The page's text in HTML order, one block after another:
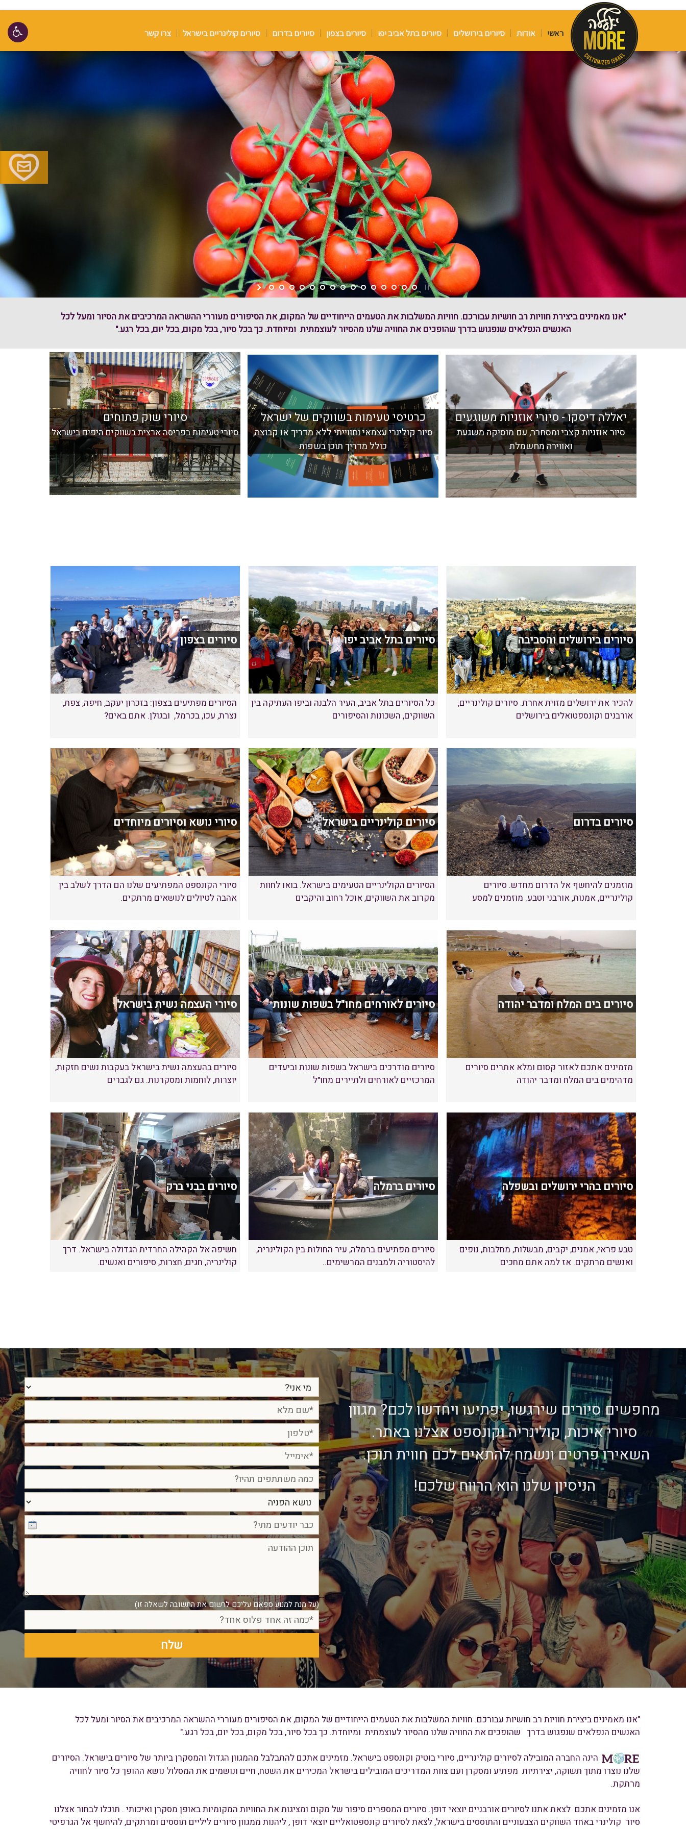
ראשי אודות סיורים בירושלים סיורים בתל אביב יפו סיורים בצפון סיורים בדרום סיורים קולינריים בישראל צרו קשר
"אנו מאמינים ביצירת חוויות רב חושיות עבורכם. חוויות המשלבות את הטעמים הייחודיים של המקום, את הסיפורים מעוררי ההשראה המרכיבים את הסיור ומעל לכל
האנשים הנפלאים שנפגוש בדרך שהופכים את החוויה שלנו מהסיור לעוצמתית ומיוחדת. כך בכל סיור, בכל מקום, בכל יום, בכל רגע."
יאללה דיסקו - סיורי אוזניות משוגעים
סיור אוזניות קצבי ומסחרר, עם מוסיקה משגעת
ואווירה מחשמלת
כרטיסי טעימות בשווקים של ישראל
סיור קולינרי עצמאי וחווייתי ללא מדריך או קבוצה,
כולל מדריך תוכן בשפות
סיורי שוק פתוחים
סיורי טעימות בפריסה ארצית בשווקים היפים בישראל
סיורים בירושלים והסביבה
להכיר את ירושלים מזוית אחרת. סיורים קולינריים,
אורבנים וקונספטואלים בירושלים
סיורים בתל אביב יפו
כל הסיורים בתל אביב, העיר הלבנה וביפו העתיקה בין
השווקים, השכונות והסיפורים
סיורים בצפון
הסיורים מפתיעים בצפון: בזכרון יעקב, חיפה, צפת,
נצרת, עכו, בכרמל, ובגולן. אתם באים?
סיורים בדרום
מוזמנים להיחשף אל הדרום מחדש. סיורים
קולינריים, אמנות, אורבני וטבע. מוזמנים למסע
סיורים קולינריים בישראל
הסיורים הקולינריים הטעימים בישראל. בואו לחוות
מקרוב את השווקים, אוכל רחוב והיקבים
סיורי נושא וסיורים מיוחדים
סיורי הקונספט המפתיעים שלנו הם הדרך לשלב בין
אהבה לטיולים לנושאים מרתקים.
סיורים בים המלח ומדבר יהודה
מזמינים אתכם לאזור קסום ומלא אתרים סיורים
מדהימים בים המלח ומדבר יהודה
סיורים לאורחים מחו"ל בשפות שונות
סיורים מודרכים בישראל בשפות שונות וביעדים
המרכזיים לאורחים ולתיירים מחו"ל
סיורי העצמה נשית בישראל
סיורים בהעצמה נשית בישראל בעקבות נשים חזקות,
יוצרות, לוחמות ומסקרנות. גם לגברים
סיורים בהרי ירושלים ובשפלה
טבע פראי, אמנים, יקבים, מבשלות, מחלבות, נופים
ואנשים מרתקים. אז למה אתם מחכים
סיורים ברמלה
סיורים מפתיעים ברמלה, עיר החולות בין הקולינריה,
להיסטוריה ולמבנים המרשימים..
סיורים בבני ברק
חשיפה אל הקהילה החרדית הגדולה בישראל. דרך
קולינריה, חגים, חצרות, סיפורים ואנשים.
מחפשים סיורים שירגשו, יפתיעו ויחדשו לכם? מגוון
סיורי איכות, קולינריה וקונספט אצלנו באתר.
השאירו פרטים ונשמח להתאים לכם חווית תוכן.
הניסיון שלנו הוא הרווח שלכם!
"אנו מאמינים ביצירת חוויות רב חושיות עבורכם. חוויות המשלבות את הטעמים הייחודיים של המקום, את הסיפורים מעוררי ההשראה המרכיבים את הסיור ומעל לכל
האנשים הנפלאים שנפגוש בדרך שהופכים את החוויה שלנו מהסיור לעוצמתית ומיוחדת. כך בכל סיור, בכל מקום, בכל יום, בכל רגע."
הינה החברה המובילה לסיורים קולינריים, סיורי בוטיק וקונספט בישראל. מזמינים אתכם להתבלבל מהמגוון הגדול והמסקרן ביותר של סיורים בישראל. הסיורים
שלנו נוצרו מתוך תשוקה, יצירתיות מפתיע ומסקרן ועם צוות המדריכים המובילים בישראל המכירים את השטח, חיים ונושמים את המסלול נושא ההופך כל סיור לחוויה
מרתקת.
אנו מזמינים אתכם לצאת אתנו לסיורים אורבניים יוצאי דופן. סיורים המספרים סיפור של מקום ומציגות את החוויות המקומיות באופן מסקרן ואיכותי . תוכלו לבחור אצלנו
סיור קולינרי באחד השווקים הצבעוניים והתוססים בישראל, לצאת לסיורים קונספטואליים יוצאי דופן , ליהנות ממגוון סיורים ליליים תוססים ומרתקים, להיחשף אל הגרפיטי